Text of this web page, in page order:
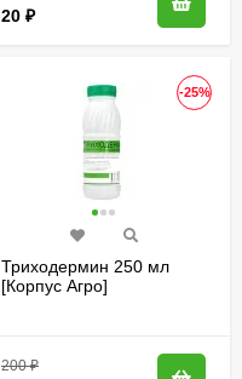
20 ₽
-25%
Триходермин 250 мл
[Корпус Агро]
200₽